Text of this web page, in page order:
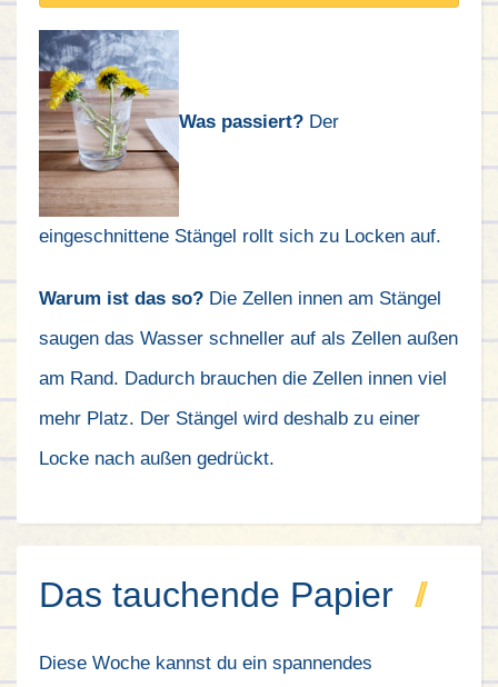
Was passiert? Der
eingeschnittene Stängel rollt sich zu Locken auf.
Warum ist das so? Die Zellen innen am Stängel
saugen das Wasser schneller auf als Zellen außen
am Rand. Dadurch brauchen die Zellen innen viel
mehr Platz. Der Stängel wird deshalb zu einer
Locke nach außen gedrückt.
Das tauchende Papier
Diese Woche kannst du ein spannendes